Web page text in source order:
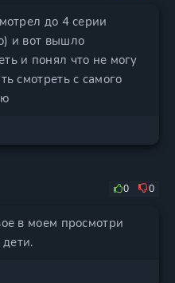
до 4 серии
и вот вышло
и понял что не могу
смотреть с самого
0 0
в моем просмотри